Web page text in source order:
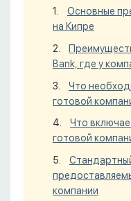
Основные
на Кипре
Bank, где у
Что
готовой
Что
готовой
компании